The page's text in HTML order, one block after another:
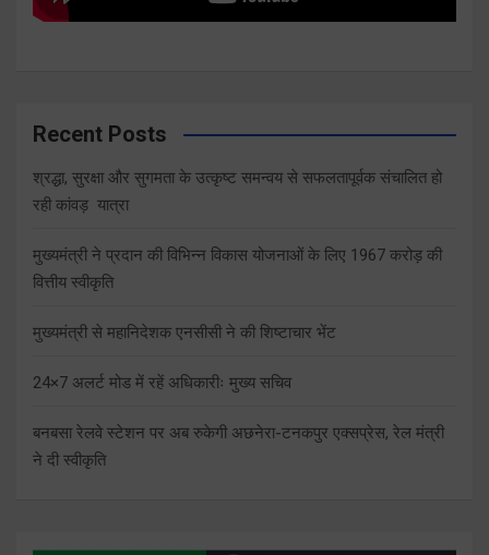
Recent Posts
श्रद्धा, सुरक्षा और सुगमता के उत्कृष्ट समन्वय से सफलतापूर्वक संचालित हो
रही कांवड़ यात्रा
मुख्यमंत्री ने प्रदान की विभिन्न विकास योजनाओं के लिए 1967 करोड़ की
वित्तीय स्वीकृति
मुख्यमंत्री से महानिदेशक एनसीसी ने की शिष्टाचार भेंट
24×7 अलर्ट मोड में रहें अधिकारीः मुख्य सचिव
बनबसा रेलवे स्टेशन पर अब रुकेगी अछनेरा-टनकपुर एक्सप्रेस, रेल मंत्री
ने दी स्वीकृति